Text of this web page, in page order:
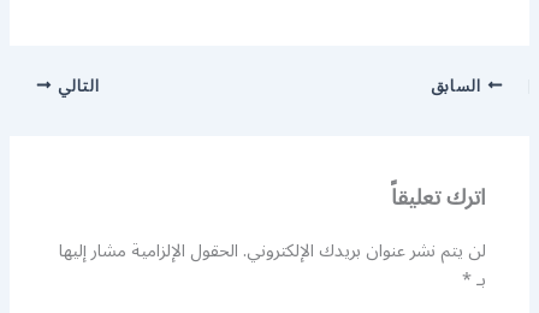
السابق التالي
اترك تعليقاً
لن يتم نشر عنوان بريدك الإلكتروني.الحقول الإلزامية مشار إليها
بـ*